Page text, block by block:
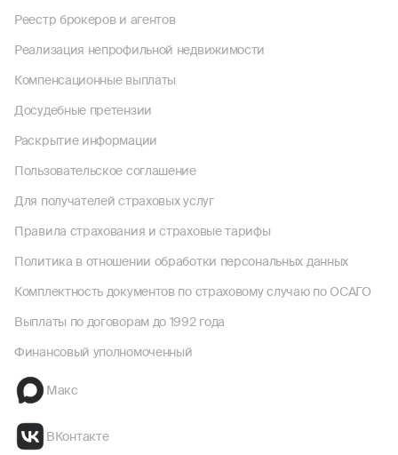
Реестр брокеров и агентов
Реализация непрофильной недвижимости
Компенсационные выплаты
Досудебные претензии
Раскрытие информации
Пользовательское соглашение
Для получателей страховых услуг
Правила страхования и страховые тарифы
Политика в отношении обработки персональных данных
Комплектность документов по страховому случаю по ОСАГО
Выплаты по договорам до 1992 года
Финансовый уполномоченный
Макс
ВКонтакте